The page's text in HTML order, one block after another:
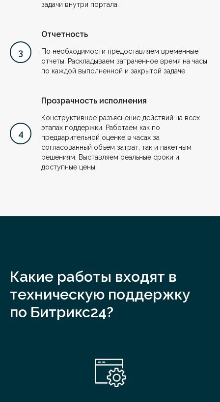
задачи внутри портала.
Отчетность
По необходимости предоставляем временные
отчеты. Раскладываем затраченное время на часы
по каждой выполненной и закрытой задаче.
Прозрачность исполнения
Конструктивное разъяснение действий на всех
этапах поддержки. Работаем как по
предварительной оценке в часах за
согласованный объем затрат, так и пакетным
решениям. Выставляем реальные сроки и
доступные цены.
Какие работы входят в
техническую поддержку
по Битрикс24?